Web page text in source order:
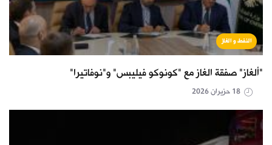
النفط و الغاز
"ألغاز" صفقة الغاز مع "كونوكو فيليبس" و"نوفاتيرا"